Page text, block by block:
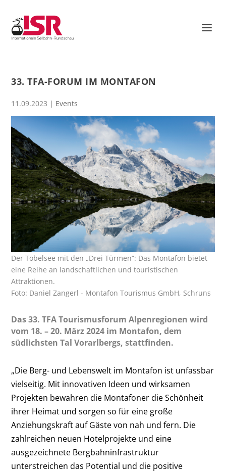
33. TFA-FORUM IM MONTAFON
11.09.2023 | Events
Der Tobelsee mit den „Drei Türmen“: Das Montafon bietet
eine Reihe an landschaftlichen und touristischen
Attraktionen.
Foto: Daniel Zangerl - Montafon Tourismus GmbH, Schruns
Das 33. TFA Tourismusforum Alpenregionen wird
vom 18. – 20. März 2024 im Montafon, dem
südlichsten Tal Vorarlbergs, stattfinden.
„Die Berg- und Lebenswelt im Montafon ist unfassbar
vielseitig. Mit innovativen Ideen und wirksamen
Projekten bewahren die Montafoner die Schönheit
ihrer Heimat und sorgen so für eine große
Anziehungskraft auf Gäste von nah und fern. Die
zahlreichen neuen Hotelprojekte und eine
ausgezeichnete Bergbahninfrastruktur
unterstreichen das Potential und die positive